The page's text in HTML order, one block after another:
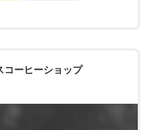
コーヒーショップ